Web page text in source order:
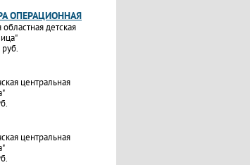
ОПЕРАЦИОННАЯ
детская
центральная
центральная